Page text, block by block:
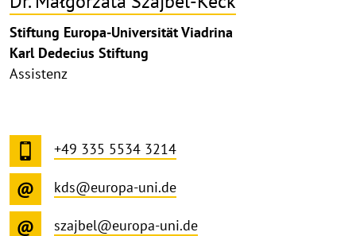
Stiftung Europa-Universität Viadrina
Karl Dedecius Stiftung
Assistenz
+49 335 5534 3214
kds@europa-uni.de
szajbel@europa-uni.de